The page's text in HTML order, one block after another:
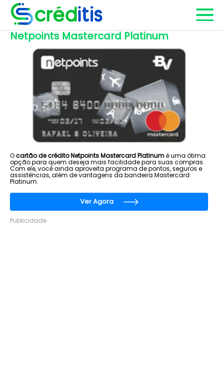
Netpoints Mastercard Platinum
Ocartão de crédito Netpoints Mastercard Platinumé uma ótima
opção para quem deseja mais facilidade para suas compras.
Com ele, você ainda aproveita programa de pontos, seguros e
assistências, além de vantagens da bandeira Mastercard
Platinum.
Ver Agora
Publicidade